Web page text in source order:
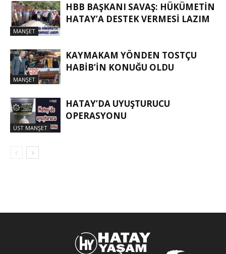
MANŞET
HBB BAŞKANI SAVAŞ: HÜKÜMETİN
HATAY’A DESTEK VERMESİ LAZIM
MANŞET
KAYMAKAM YÖNDEN TOSTÇU
HABIB’IN KONUĞU OLDU
ÜST MANŞET
HATAY’DA UYUŞTURUCU
OPERASYONU